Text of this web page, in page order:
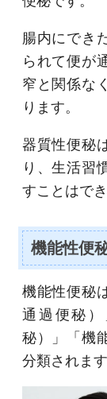
腸内にでき
られて便が
窄と関係な
ります。
器質性便秘
り、生活習
すことはでき
機能性便
機能性便秘
通過便秘
秘）」「機
分類されます